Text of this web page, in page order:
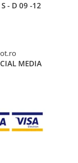
- D 09 -12
MEDIA